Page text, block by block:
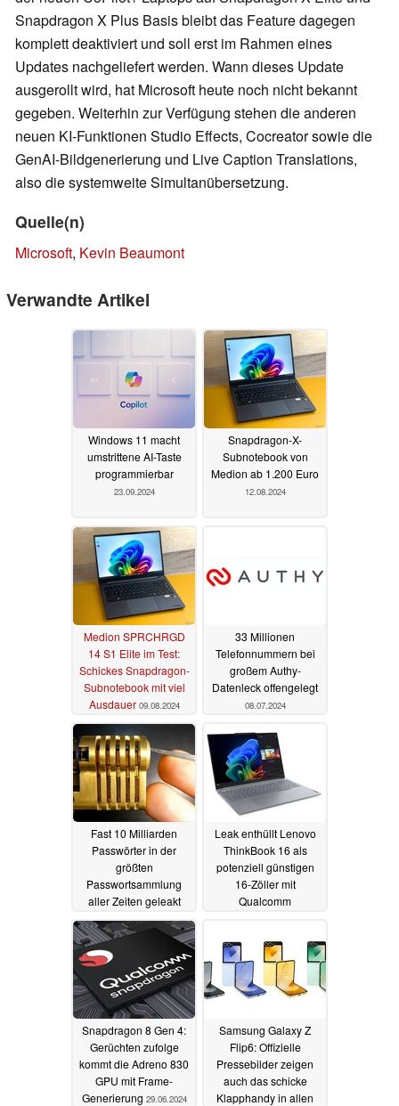
Snapdragon X Plus Basis bleibt das Feature dagegen
komplett deaktiviert und soll erst im Rahmen eines
Updates nachgeliefert werden. Wann dieses Update
ausgerollt wird, hat Microsoft heute noch nicht bekannt
gegeben. Weiterhin zur Verfügung stehen die anderen
neuen KI-Funktionen Studio Effects, Cocreator sowie die
GenAI-Bildgenerierung und Live Caption Translations,
also die systemweite Simultanübersetzung.
Quelle(n)
Microsoft, Kevin Beaumont
Verwandte Artikel
Windows 11 macht
umstrittene AI-Taste
programmierbar
23.09.2024
Snapdragon-X-
Subnotebook von
Medion ab 1.200 Euro
12.08.2024
Medion SPRCHRGD
14 S1 Elite im Test:
Schickes Snapdragon-
Subnotebook mit viel
Ausdauer 09.08.2024
33 Millionen
Telefonnummern bei
großem Authy-
Datenleck offengelegt
08.07.2024
Fast 10 Milliarden
Passwörter in der
größten
Passwortsammlung
aller Zeiten geleakt
08.07.2024
Leak enthüllt Lenovo
ThinkBook 16 als
potenziell günstigen
16-Zöller mit
Qualcomm
Snapdragon 8 Gen 4:
Gerüchten zufolge
kommt die Adreno 830
GPU mit Frame-
Generierung 29.06.2024
Samsung Galaxy Z
Flip6: Offizielle
Pressebilder zeigen
auch das schicke
Klapphandy in allen